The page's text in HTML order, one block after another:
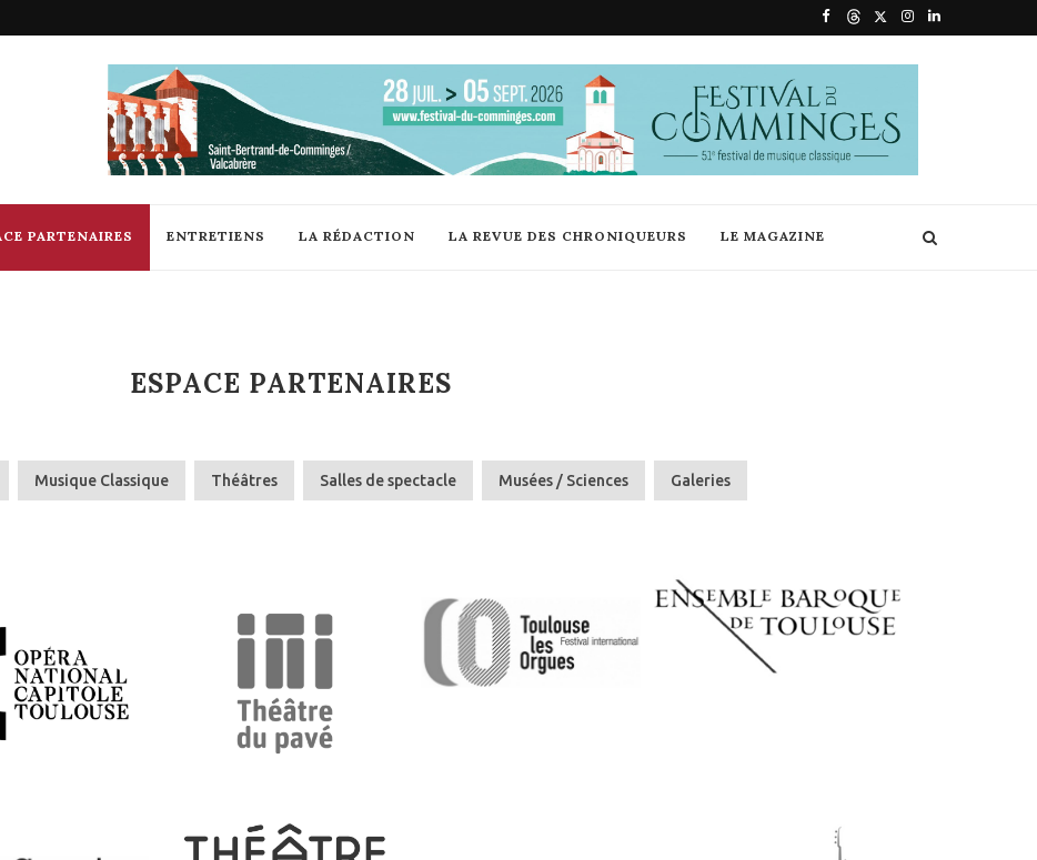
PARTENAIRES ENTRETIENS LA RÉDACTION LA REVUE DES CHRONIQUEURS LE MAGAZINE
ESPACE PARTENAIRES
Musique Classique Théâtres Salles de spectacle Musées / Sciences Galeries